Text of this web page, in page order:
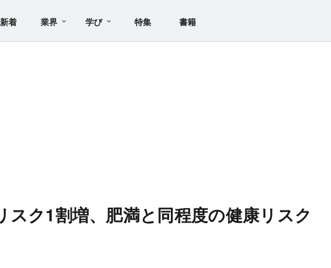
新着 業界 学び 特集 書籍
スク1割増、肥満と同程度の健康リスク